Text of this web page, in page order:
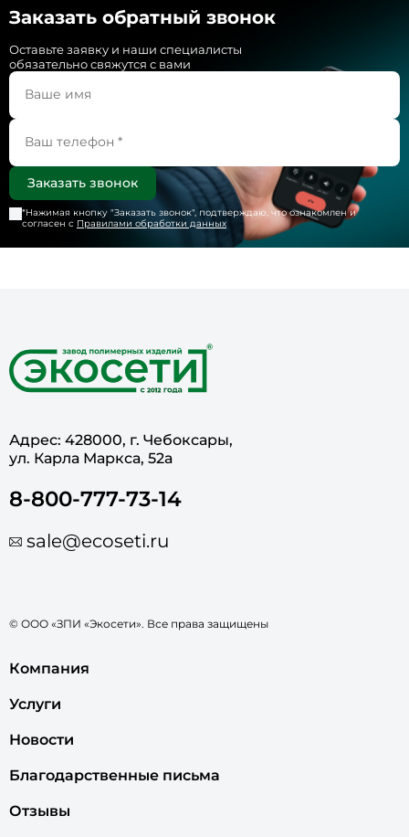
Заказать обратный звонок
Оставьте заявку и наши специалисты
обязательно свяжутся с вами
*Нажимая кнопку "Заказать звонок", подтверждаю, что ознакомлен и
согласен с Правилами обработки данных
Адрес: 428000, г. Чебоксары,
ул. Карла Маркса, 52а
8-800-777-73-14
sale@ecoseti.ru
© ООО «ЗПИ «Экосети». Все права защищены
Компания
Услуги
Новости
Благодарственные письма
Отзывы